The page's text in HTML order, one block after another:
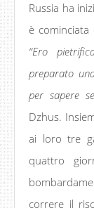
Russia ha
è cominciata
“Ero
preparato
per sapere
Dzhus.
ai loro tre
quattro
correre il